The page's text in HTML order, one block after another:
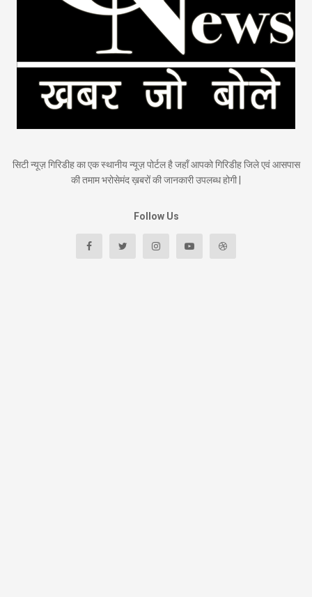
सिटी न्यूज़ गिरिडीह का एक स्थानीय न्यूज़ पोर्टल है जहाँ आपको गिरिडीह जिले एवं आसपास
की तमाम भरोसेमंद ख़बरों की जानकारी उपलब्ध होगी |
Follow Us